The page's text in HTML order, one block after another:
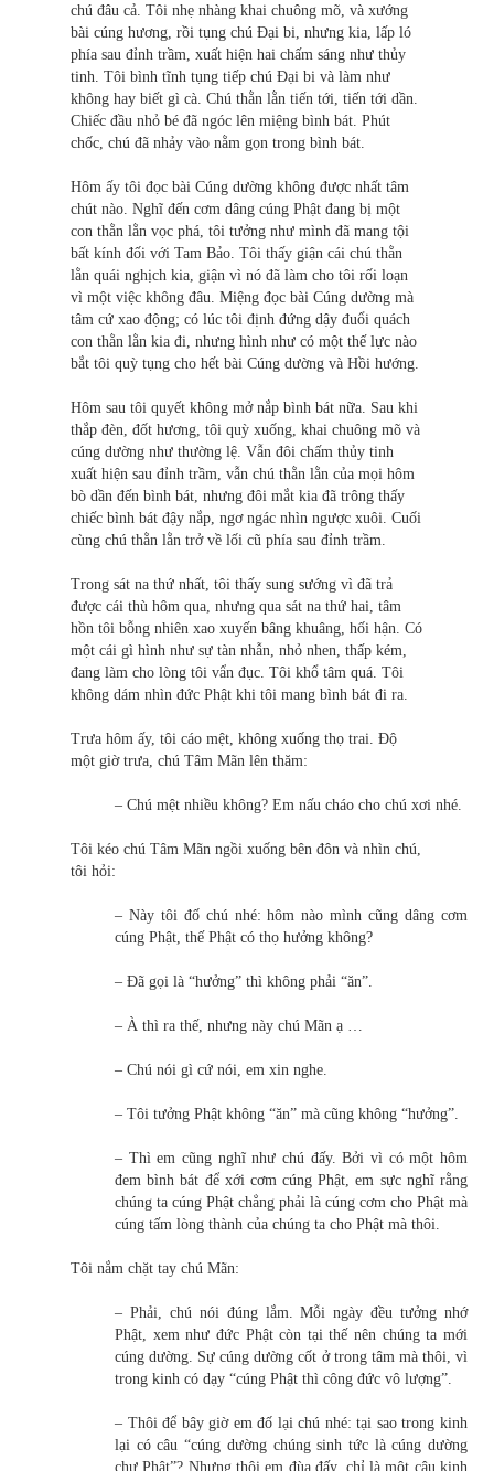
chú đâu cả. Tôi nhẹ nhàng khai chuông mõ, và xướng
bài cúng hương, rồi tụng chú Đại bi, nhưng kia, lấp ló
phía sau đỉnh trầm, xuất hiện hai chấm sáng như thủy
tinh. Tôi bình tĩnh tụng tiếp chú Đại bi và làm như
không hay biết gì cà. Chú thằn lằn tiến tới, tiến tới dần.
Chiếc đầu nhỏ bé đã ngóc lên miệng bình bát. Phút
chốc, chú đã nhảy vào nằm gọn trong bình bát.
Hôm ấy tôi đọc bài Cúng dường không được nhất tâm
chút nào. Nghĩ đến cơm dâng cúng Phật đang bị một
con thằn lằn vọc phá, tôi tưởng như mình đã mang tội
bất kính đối với Tam Bảo. Tôi thấy giận cái chú thằn
lằn quái nghịch kia, giận vì nó đã làm cho tôi rối loạn
vì một việc không đâu. Miệng đọc bài Cúng dường mà
tâm cứ xao động; có lúc tôi định đứng dậy đuổi quách
con thằn lằn kia đi, nhưng hình như có một thế lực nào
bắt tôi quỳ tụng cho hết bài Cúng dường và Hồi hướng.
Hôm sau tôi quyết không mở nắp bình bát nữa. Sau khi
thắp đèn, đốt hương, tôi quỳ xuống, khai chuông mõ và
cúng dường như thường lệ. Vẫn đôi chấm thủy tinh
xuất hiện sau đỉnh trầm, vẫn chú thằn lằn của mọi hôm
bò dần đến bình bát, nhưng đôi mắt kia đã trông thấy
chiếc bình bát đậy nắp, ngơ ngác nhìn ngược xuôi. Cuối
cùng chú thằn lằn trở về lối cũ phía sau đỉnh trầm.
Trong sát na thứ nhất, tôi thấy sung sướng vì đã trả
được cái thù hôm qua, nhưng qua sát na thứ hai, tâm
hồn tôi bỗng nhiên xao xuyến bâng khuâng, hối hận. Có
một cái gì hình như sự tàn nhẫn, nhỏ nhen, thấp kém,
đang làm cho lòng tôi vẩn đục. Tôi khổ tâm quá. Tôi
không dám nhìn đức Phật khi tôi mang bình bát đi ra.
Trưa hôm ấy, tôi cáo mệt, không xuống thọ trai. Độ
một giờ trưa, chú Tâm Mãn lên thăm:
– Chú mệt nhiều không? Em nấu cháo cho chú xơi nhé.
Tôi kéo chú Tâm Mãn ngồi xuống bên đôn và nhìn chú,
tôi hỏi:
– Này tôi đố chú nhé: hôm nào mình cũng dâng cơm
cúng Phật, thế Phật có thọ hưởng không?
– Đã gọi là “hưởng” thì không phải “ăn”.
– À thì ra thế, nhưng này chú Mãn ạ …
– Chú nói gì cứ nói, em xin nghe.
– Tôi tưởng Phật không “ăn” mà cũng không “hưởng”.
– Thì em cũng nghĩ như chú đấy. Bởi vì có một hôm
đem bình bát để xới cơm cúng Phật, em sực nghĩ rằng
chúng ta cúng Phật chẳng phải là cúng cơm cho Phật mà
cúng tấm lòng thành của chúng ta cho Phật mà thôi.
Tôi nắm chặt tay chú Mãn:
– Phải, chú nói đúng lắm. Mỗi ngày đều tưởng nhớ
Phật, xem như đức Phật còn tại thế nên chúng ta mới
cúng dường. Sự cúng dường cốt ở trong tâm mà thôi, vì
trong kinh có dạy “cúng Phật thì công đức vô lượng”.
– Thôi để bây giờ em đố lại chú nhé: tại sao trong kinh
lại có câu “cúng dường chúng sinh tức là cúng dường
chư Phật”? Nhưng thôi em đùa đấy, chỉ là một câu kinh